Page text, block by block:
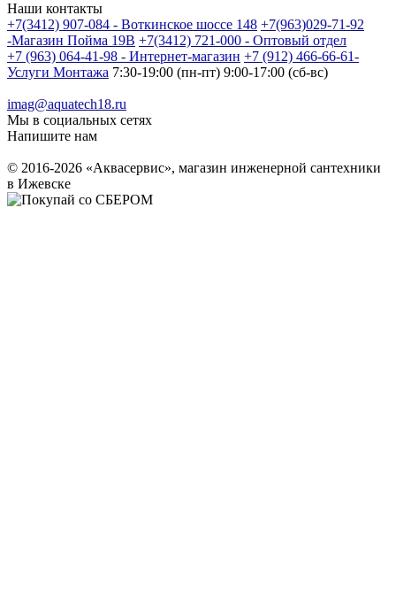
Наши контакты
+7(3412) 907-084 - Воткинское шоссе 148 +7(963)029-71-92
-Магазин Пойма 19В +7(3412) 721-000 - Оптовый отдел
+7 (963) 064-41-98 - Интернет-магазин +7 (912) 466-66-61-
Услуги Монтажа 7:30-19:00 (пн-пт) 9:00-17:00 (сб-вс)
imag@aquatech18.ru
Мы в социальных сетях
Напишите нам
© 2016-2026 «Аквасервис», магазин инженерной сантехники
в Ижевске